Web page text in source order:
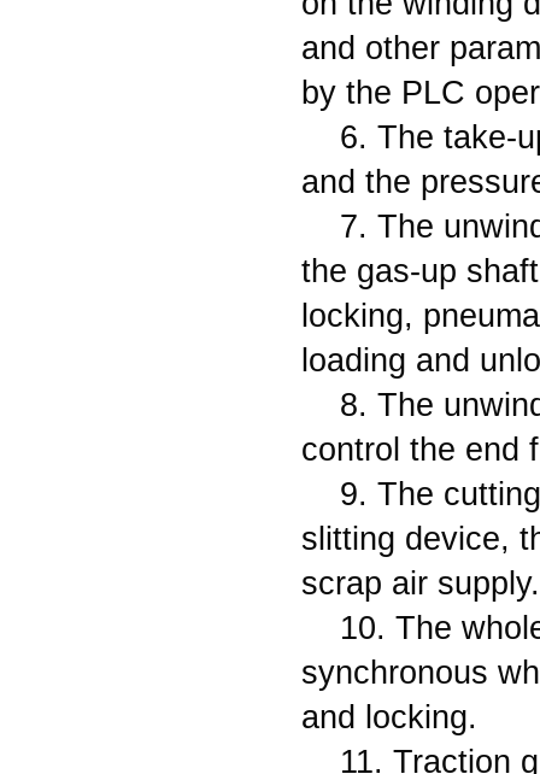
and other
by the PLC
6. The take-
and the
7. The
the gas-up
locking,
loading and
8. The
control the end
9. The
slitting device,
scrap air supply.
10. The
synchronous
and locking.
11. Traction